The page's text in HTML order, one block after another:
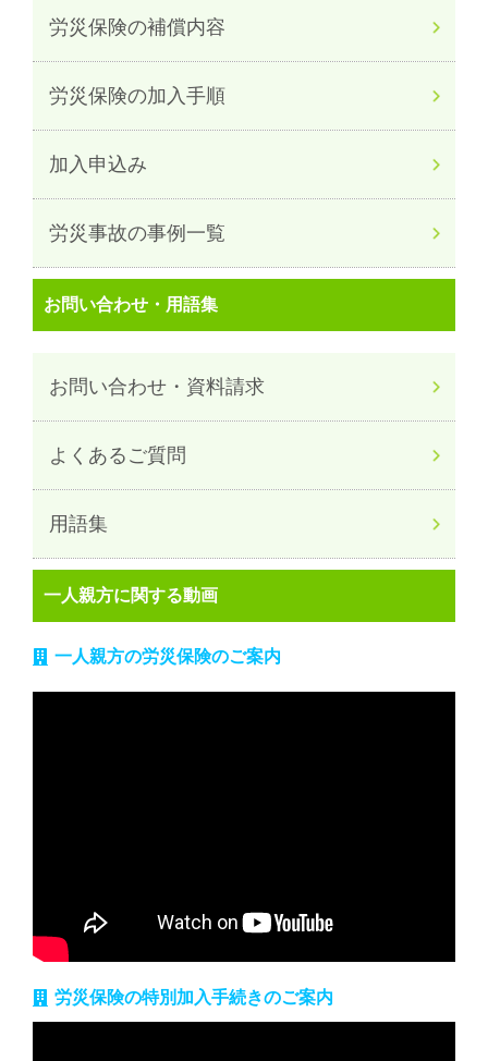
労災保険の補償内容
労災保険の加入手順
加入申込み
労災事故の事例一覧
お問い合わせ・用語集
お問い合わせ・資料請求
よくあるご質問
用語集
一人親方に関する動画
一人親方の労災保険のご案内
労災保険の特別加入手続きのご案内